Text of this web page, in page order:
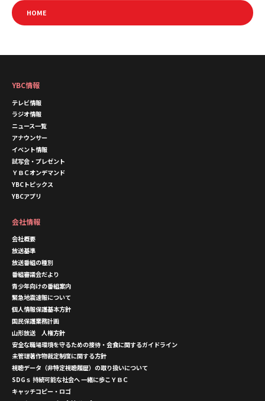
HOME
YBC情報
テレビ情報
ラジオ情報
ニュース一覧
アナウンサー
イベント情報
試写会・プレゼント
ＹＢＣオンデマンド
YBCトピックス
YBCアプリ
会社情報
会社概要
放送基準
放送番組の種別
番組審議会だより
青少年向けの番組案内
緊急地震速報について
個人情報保護基本方針
国民保護業務計画
山形放送 人権方針
安全な職場環境を守るための接待・会食に関するガイドライン
未管理著作物裁定制度に関する方針
視聴データ（非特定視聴履歴）の取り扱いについて
SDGｓ 持続可能な社会へ 一緒に歩こＹＢＣ
キャッチコピー・ロゴ